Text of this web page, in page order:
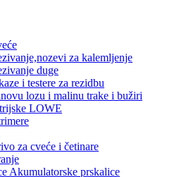
za kalemljenje
duge
i testere za rezidbu
lozu i malinu trake i bužiri
LOWE
za cveće i četinare
Akumulatorske prskalice